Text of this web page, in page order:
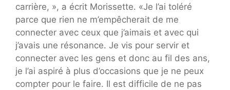
carrière, », a écrit Morissette. «Je l’ai toléré
parce que rien ne m’empêcherait de me
connecter avec ceux que j’aimais et avec qui
j’avais une résonance. Je vis pour servir et
connecter avec les gens et donc au fil des ans,
je l’ai aspiré à plus d’occasions que je ne peux
compter pour le faire. Il est difficile de ne pas